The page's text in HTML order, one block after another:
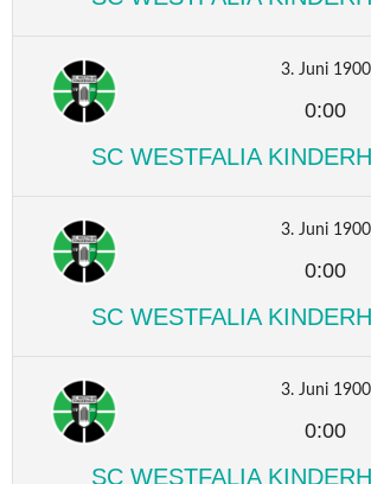
3. Juni 1900
0:00
SC WESTFALIA
3. Juni 1900
0:00
SC WESTFALIA
3. Juni 1900
0:00
SC WESTFALIA